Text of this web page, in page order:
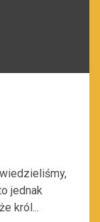
jednak
król...